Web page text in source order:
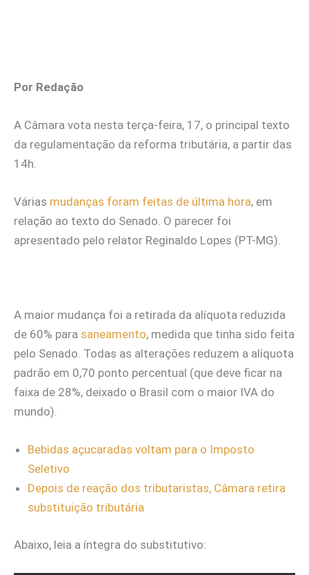
Por Redação
A Câmara vota nesta terça-feira, 17, o principal texto
da regulamentação da reforma tributária, a partir das
14h.
Várias mudanças foram feitas de última hora, em
relação ao texto do Senado. O parecer foi
apresentado pelo relator Reginaldo Lopes (PT-MG).
A maior mudança foi a retirada da alíquota reduzida
de 60% para saneamento, medida que tinha sido feita
pelo Senado. Todas as alterações reduzem a alíquota
padrão em 0,70 ponto percentual (que deve ficar na
faixa de 28%, deixado o Brasil com o maior IVA do
mundo).
Bebidas açucaradas voltam para o Imposto
Seletivo
Depois de reação dos tributaristas, Câmara retira
substituição tributária
Abaixo, leia a íntegra do substitutivo: